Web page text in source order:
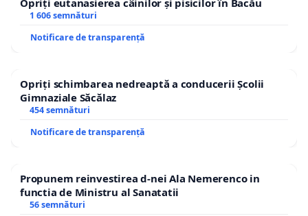
Opriți eutanasierea câinilor și pisicilor în Bacău
1 606 semnături
Notificare de transparență
Opriți schimbarea nedreaptă a conducerii Școlii
Gimnaziale Săcălaz
454 semnături
Notificare de transparență
Propunem reinvestirea d-nei Ala Nemerenco in
functia de Ministru al Sanatatii
56 semnături